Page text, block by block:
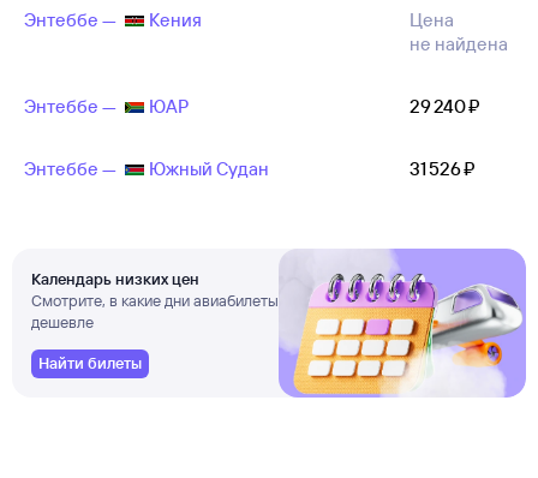
Энтеббе — Кения
Цена
не найдена
Энтеббе — ЮАР 29 ⁠240 ⁠₽
Энтеббе — Южный Судан 31 ⁠526 ⁠₽
Календарь низких цен
Смотрите, в какие дни авиабилеты
дешевле
Найти билеты